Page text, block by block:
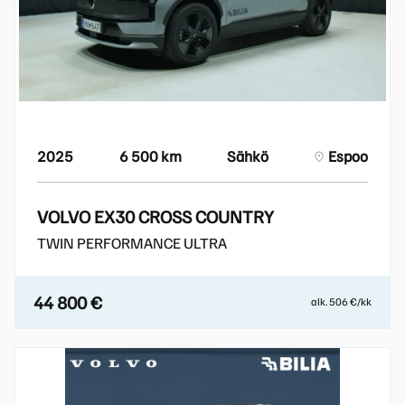
2025 6 500 km Sähkö Espoo
VOLVO EX30 CROSS COUNTRY
TWIN PERFORMANCE ULTRA
44 800 € alk. 506 €/kk